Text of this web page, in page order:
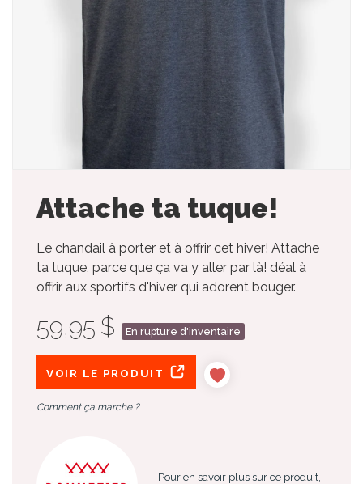
Attache ta tuque!
Le chandail à porter et à offrir cet hiver! Attache
ta tuque, parce que ça va y aller par là! déal à
offrir aux sportifs d'hiver qui adorent bouger.
59,95 $ En rupture d'inventaire
VOIR LE PRODUIT
Comment ça marche ?
Pour en savoir plus sur ce produit,